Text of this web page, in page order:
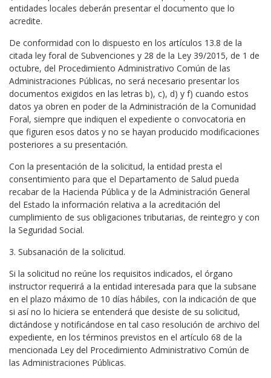
entidades locales deberán presentar el documento que lo
acredite.
De conformidad con lo dispuesto en los artículos 13.8 de la
citada ley foral de Subvenciones y 28 de la Ley 39/2015, de 1 de
octubre, del Procedimiento Administrativo Común de las
Administraciones Públicas, no será necesario presentar los
documentos exigidos en las letras b), c), d) y f) cuando estos
datos ya obren en poder de la Administración de la Comunidad
Foral, siempre que indiquen el expediente o convocatoria en
que figuren esos datos y no se hayan producido modificaciones
posteriores a su presentación.
Con la presentación de la solicitud, la entidad presta el
consentimiento para que el Departamento de Salud pueda
recabar de la Hacienda Pública y de la Administración General
del Estado la información relativa a la acreditación del
cumplimiento de sus obligaciones tributarias, de reintegro y con
la Seguridad Social.
3. Subsanación de la solicitud.
Si la solicitud no reúne los requisitos indicados, el órgano
instructor requerirá a la entidad interesada para que la subsane
en el plazo máximo de 10 días hábiles, con la indicación de que
si así no lo hiciera se entenderá que desiste de su solicitud,
dictándose y notificándose en tal caso resolución de archivo del
expediente, en los términos previstos en el artículo 68 de la
mencionada Ley del Procedimiento Administrativo Común de
las Administraciones Públicas.